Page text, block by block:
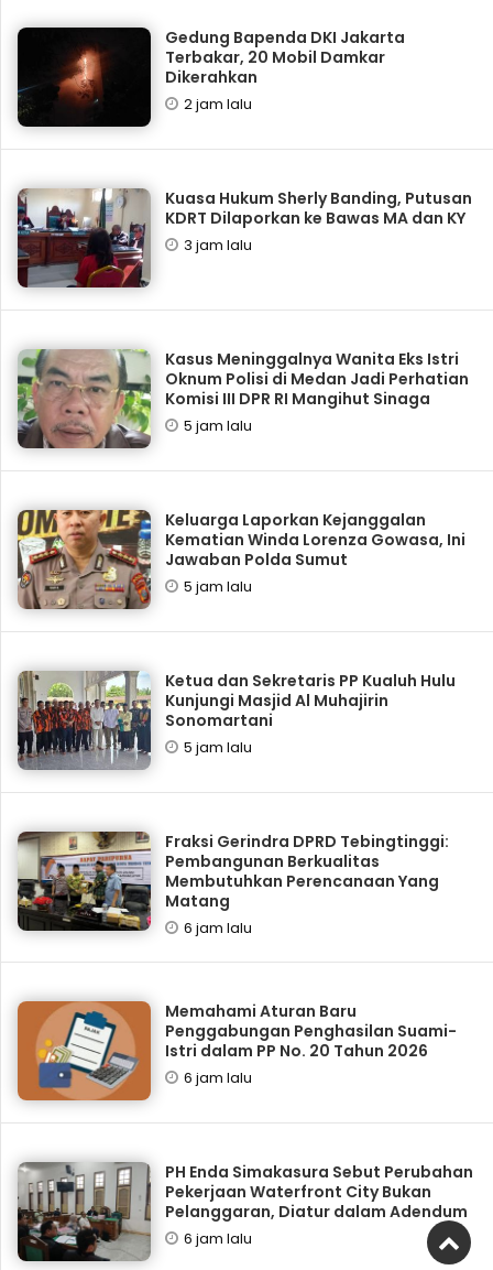
Gedung Bapenda DKI Jakarta
Terbakar, 20 Mobil Damkar
Dikerahkan
2 jam lalu
Kuasa Hukum Sherly Banding, Putusan
KDRT Dilaporkan ke Bawas MA dan KY
3 jam lalu
Kasus Meninggalnya Wanita Eks Istri
Oknum Polisi di Medan Jadi Perhatian
Komisi III DPR RI Mangihut Sinaga
5 jam lalu
Keluarga Laporkan Kejanggalan
Kematian Winda Lorenza Gowasa, Ini
Jawaban Polda Sumut
5 jam lalu
Ketua dan Sekretaris PP Kualuh Hulu
Kunjungi Masjid Al Muhajirin
Sonomartani
5 jam lalu
Fraksi Gerindra DPRD Tebingtinggi:
Pembangunan Berkualitas
Membutuhkan Perencanaan Yang
Matang
6 jam lalu
Memahami Aturan Baru
Penggabungan Penghasilan Suami-
Istri dalam PP No. 20 Tahun 2026
6 jam lalu
PH Enda Simakasura Sebut Perubahan
Pekerjaan Waterfront City Bukan
Pelanggaran, Diatur dalam Adendum
6 jam lalu